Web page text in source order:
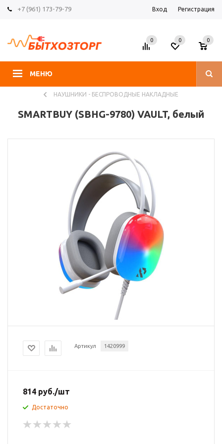
+7 (961) 173-79-79 Вход Регистрация
МЕНЮ
0 0 0
НАУШНИКИ - БЕСПРОВОДНЫЕ НАКЛАДНЫЕ
SMARTBUY (SBHG-9780) VAULT, белый
Артикул 1420999
814 руб./шт
Достаточно